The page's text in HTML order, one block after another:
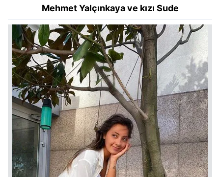
kullanılmaktadır. Diğer çerezler, sitemizin daha işlevsel
kılınması ve kişiselleştirilmesi ve sizlere yönelik
reklam/pazarlama faaliyetlerinin yapılması, amaçlarıyla
sınırlı olarak açık rızanız dahilinde kullanılacaktır.
Çerezlere ilişkin tercihlerinizi aşağıda yer alan panel
vasıtasıyla belirleyebilirsiniz. Çerezlere ilişkin detaylı bilgi
için Ayarlar butonuna tıklayabilir,Çerez Bilgilendirme
Metnimiziziyaret edebilirsiniz.
6698 sayılı Kişisel Verilerin Korunması Kanunu uyarınca
hazırlanmış Aydınlatma Metnimizi okumak ve sitemizde
ilgili mevzuata uygun olarak kullanılan çerezlerle ilgili bilgi
almak için lütfentıklayınız.
Mehmet Yalçınkaya ve kızı Sude